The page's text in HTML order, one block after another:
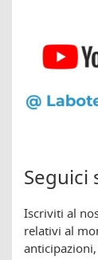
Seguici
Iscriviti al
relativi al